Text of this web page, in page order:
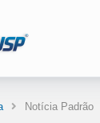
Notícia Padrão